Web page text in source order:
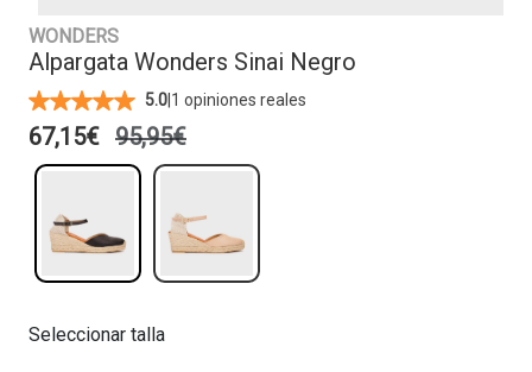
WONDERS
Alpargata Wonders Sinai Negro
5.0 1 opiniones reales
67,15€ 95,95€
Seleccionar talla